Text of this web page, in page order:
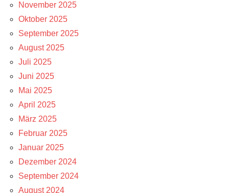
November 2025
Oktober 2025
September 2025
August 2025
Juli 2025
Juni 2025
Mai 2025
April 2025
März 2025
Februar 2025
Januar 2025
Dezember 2024
September 2024
August 2024